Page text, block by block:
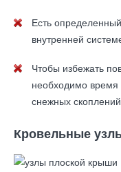
Есть
внутренней
Чтобы избежать
необходимо время
снежных скоплений.
Кровельные